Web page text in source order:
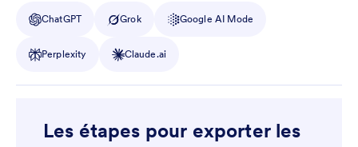
ChatGPT Grok Google AI Mode
Perplexity Claude.ai
Les étapes pour exporter les